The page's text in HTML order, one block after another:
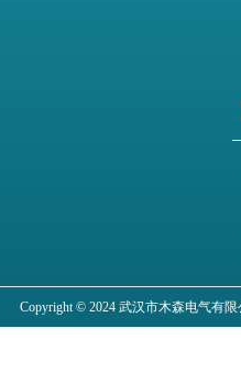
Copyright © 2024 武汉市木森电气有限